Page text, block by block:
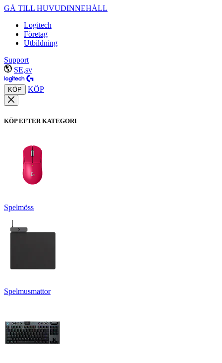
GÅ TILL HUVUDINNEHÅLL
Logitech
Företag
Utbildning
Support
SE,sv
KÖP KÖP
KÖP EFTER KATEGORI
Spelmöss
Spelmusmattor